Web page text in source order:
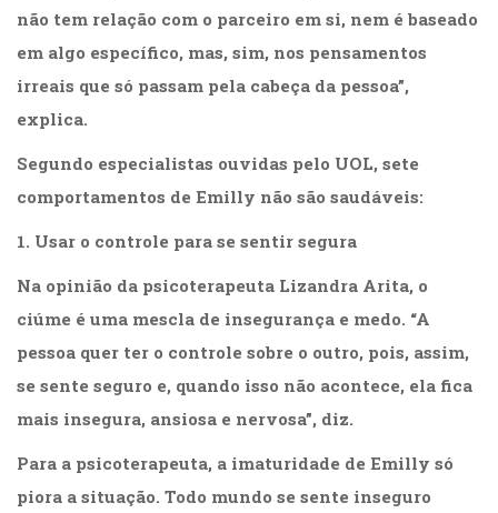
Fisioterapia
Fonoaudiologia
(54)
Gestalt-
(93)
(57)
LGBTQIA+
Literatura
(11)
Literatura,
Ficção,
(69)
de
referência
não tem relação com o parceiro em si, nem é baseado
em algo específico, mas, sim, nos pensamentos
irreais que só passam pela cabeça da pessoa”,
explica.
Segundo especialistas ouvidas pelo UOL, sete
comportamentos de Emilly não são saudáveis:
1. Usar o controle para se sentir segura
Na opinião da psicoterapeuta Lizandra Arita, o
ciúme é uma mescla de insegurança e medo. “A
pessoa quer ter o controle sobre o outro, pois, assim,
se sente seguro e, quando isso não acontece, ela fica
mais insegura, ansiosa e nervosa”, diz.
Para a psicoterapeuta, a imaturidade de Emilly só
piora a situação. Todo mundo se sente inseguro